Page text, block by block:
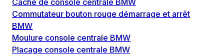
Cache de console centrale BMW
Commutateur bouton rouge démarrage et arrêt
BMW
Moulure console centrale BMW
Placage console centrale BMW